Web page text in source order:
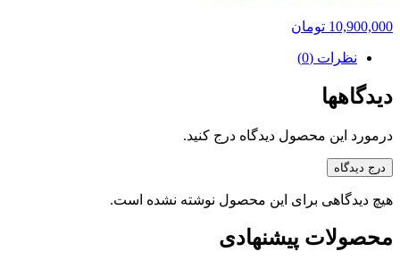
10,900,000 تومان
نظرات (0)
دیدگاهها
درمورد این محصول دیدگاه درج کنید.
درج دیدگاه
هیچ دیدگاهی برای این محصول نوشته نشده است.
محصولات پیشنهادی